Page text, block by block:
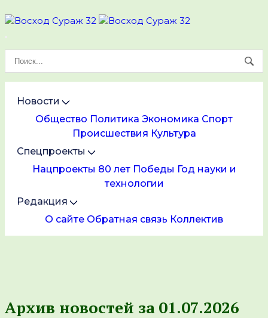
Новости
Общество Политика Экономика Спорт
Происшествия Культура
Спецпроекты
Нацпроекты 80 лет Победы Год науки и
технологии
Редакция
О сайте Обратная связь Коллектив
Архив новостей за 01.07.2026